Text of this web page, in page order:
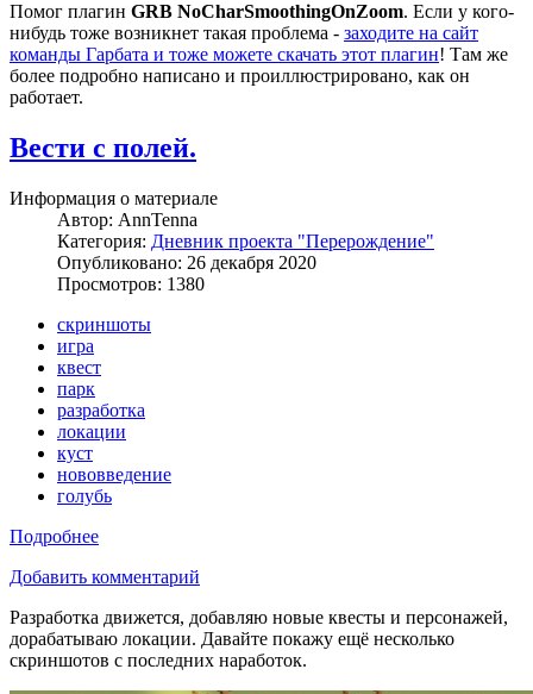
Помог плагин GRB NoCharSmoothingOnZoom. Если у кого-
нибудь тоже возникнет такая проблема - заходите на сайт
команды Гарбата и тоже можете скачать этот плагин! Там же
более подробно написано и проиллюстрировано, как он
работает.
Вести с полей.
Информация о материале
Автор: AnnTenna
Категория: Дневник проекта "Перерождение"
Опубликовано: 26 декабря 2020
Просмотров: 1380
скриншоты
игра
квест
парк
разработка
локации
куст
нововведение
голубь
Подробнее
Добавить комментарий
Разработка движется, добавляю новые квесты и персонажей,
дорабатываю локации. Давайте покажу ещё несколько
скриншотов с последних наработок.